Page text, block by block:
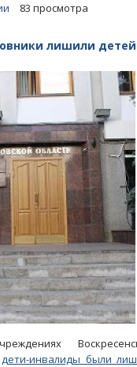
83 просмотра
лишили
дети-инвалиды были